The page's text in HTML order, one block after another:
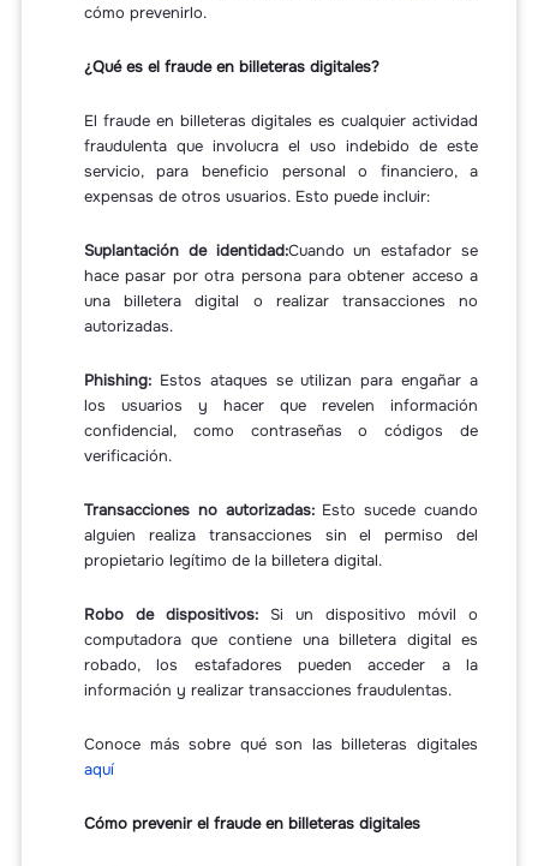
cómo prevenirlo.
¿Qué es el fraude en billeteras digitales?
El fraude en billeteras digitales es cualquier actividad
fraudulenta que involucra el uso indebido de este
servicio, para beneficio personal o financiero, a
expensas de otros usuarios. Esto puede incluir:
Suplantación de identidad:Cuando un estafador se
hace pasar por otra persona para obtener acceso a
una billetera digital o realizar transacciones no
autorizadas.
Phishing:Estos ataques se utilizan para engañar a
los usuarios y hacer que revelen información
confidencial, como contraseñas o códigos de
verificación.
Transacciones no autorizadas:Esto sucede cuando
alguien realiza transacciones sin el permiso del
propietario legítimo de la billetera digital.
Robo de dispositivos:Si un dispositivo móvil o
computadora que contiene una billetera digital es
robado, los estafadores pueden acceder a la
información y realizar transacciones fraudulentas.
Conoce más sobre qué son las billeteras digitales
aquí
Cómo prevenir el fraude en billeteras digitales